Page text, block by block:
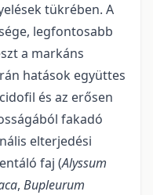
tükrében. A
legfontosabb
a markáns
ha­tások együt­tes
és az erősen
fakadó
elterjedési
faj (Alyssum
, Bupleurum